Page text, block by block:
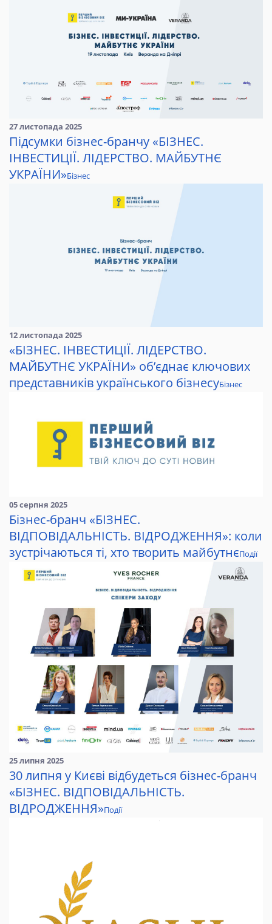
27 листопада 2025
Підсумки бізнес-бранчу «БІЗНЕС.
ІНВЕСТИЦІЇ. ЛІДЕРСТВО. МАЙБУТНЄ
УКРАЇНИ»Бізнес
12 листопада 2025
«БІЗНЕС. ІНВЕСТИЦІЇ. ЛІДЕРСТВО.
МАЙБУТНЄ УКРАЇНИ» об’єднає ключових
представників українського бізнесуБізнес
05 серпня 2025
Бізнес-бранч «БІЗНЕС.
ВІДПОВІДАЛЬНІСТЬ. ВІДРОДЖЕННЯ»: коли
зустрічаються ті, хто творить майбутнєПодії
25 липня 2025
30 липня у Києві відбудеться бізнес-бранч
«БІЗНЕС. ВІДПОВІДАЛЬНІСТЬ.
ВІДРОДЖЕННЯ»Події